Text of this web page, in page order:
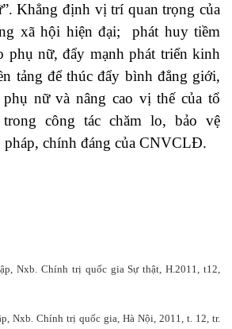
Khẳng định vị trí quan trọng của
xã hội hiện đại; phát huy tiềm
phụ nữ, đẩy mạnh phát triển kinh
tảng để thúc đẩy bình đẳng giới,
nữ và nâng cao vị thế của tổ
công tác chăm lo, bảo vệ
chính đáng của CNVCLĐ.
Nxb. Chính trị quốc gia Sự thật, H.2011, t12,
Nxb. Chính trị quốc gia, Hà Nội, 2011, t. 12, tr.